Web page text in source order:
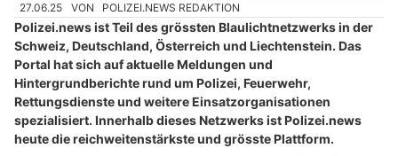
27.06.25 VON POLIZEI.NEWS REDAKTION
Polizei.news ist Teil des grössten Blaulichtnetzwerks in der
Schweiz, Deutschland, Österreich und Liechtenstein. Das
Portal hat sich auf aktuelle Meldungen und
Hintergrundberichte rund um Polizei, Feuerwehr,
Rettungsdienste und weitere Einsatzorganisationen
spezialisiert. Innerhalb dieses Netzwerks ist Polizei.news
heute die reichweitenstärkste und grösste Plattform.